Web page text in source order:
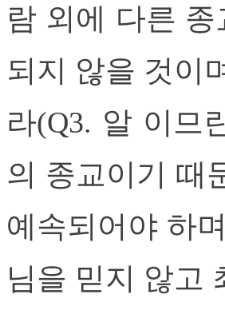
람 외에 다른
되지 않을 것이
라(Q3. 알 이므
의 종교이기 때
예속되어야 하
님을 믿지 않고